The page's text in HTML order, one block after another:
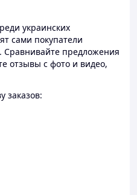
украинских
сами покупатели
Сравнивайте предложения
отзывы с фото и видео,
заказов: